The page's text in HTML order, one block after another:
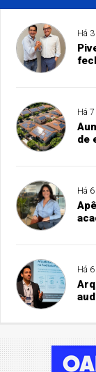
Há
Há
de
Há
Há